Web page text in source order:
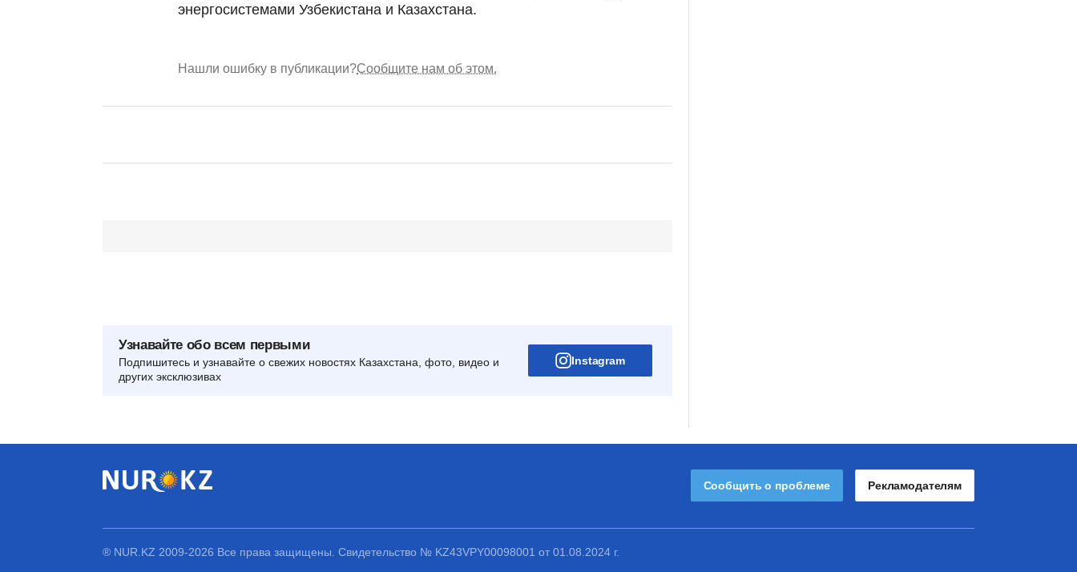
энергосистемами Узбекистана и Казахстана.
Нашли ошибку в публикации?Сообщите нам об этом.
Узнавайте обо всем первыми
Подпишитесь и узнавайте о свежих новостях Казахстана, фото, видео и
других эксклюзивах
Instagram
Сообщить о проблеме Рекламодателям
® NUR.KZ 2009-2026 Все права защищены. Свидетельство № KZ43VPY00098001 от 01.08.2024 г.